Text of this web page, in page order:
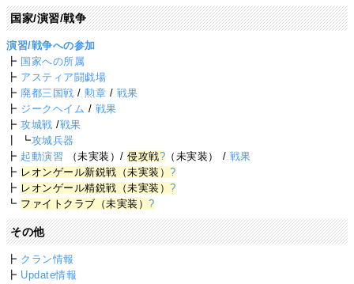
国家/演習/戦争
演習/戦争への参加
┣ 国家への所属
┣ アスティア闘戯場
┣ 廃都三国戦 /勲章 / 戦果
┣ ジークヘイム / 戦果
┣攻城戦 /戦果
┃ ┗攻城兵器
┣ 起動演習 （未実装）/侵攻戦? （未実装） / 戦果
┣ レオンゲール新鋭戦（未実装）?
┣ レオンゲール精鋭戦（未実装）?
┗ ファイトクラブ（未実装）?
その他
┣ クラン情報
┣ Update情報